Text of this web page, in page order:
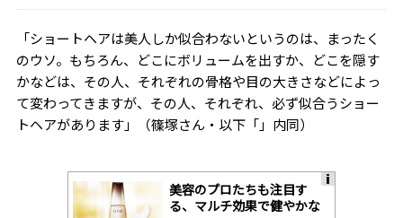
「ショートヘアは美人しか似合わないというのは、まったく
のウソ。もちろん、どこにボリュームを出すか、どこを隠す
かなどは、その人、それぞれの骨格や目の大きさなどによっ
て変わってきますが、その人、それぞれ、必ず似合うショー
トヘアがあります」（篠塚さん・以下「」内同）
美容のプロたちも注目す
る、マルチ効果で健やかな